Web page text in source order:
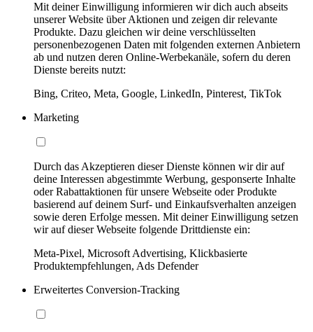
Mit deiner Einwilligung informieren wir dich auch abseits
unserer Website über Aktionen und zeigen dir relevante
Produkte. Dazu gleichen wir deine verschlüsselten
personenbezogenen Daten mit folgenden externen Anbietern
ab und nutzen deren Online-Werbekanäle, sofern du deren
Dienste bereits nutzt:
Bing, Criteo, Meta, Google, LinkedIn, Pinterest, TikTok
Marketing
Durch das Akzeptieren dieser Dienste können wir dir auf
deine Interessen abgestimmte Werbung, gesponserte Inhalte
oder Rabattaktionen für unsere Webseite oder Produkte
basierend auf deinem Surf- und Einkaufsverhalten anzeigen
sowie deren Erfolge messen. Mit deiner Einwilligung setzen
wir auf dieser Webseite folgende Drittdienste ein:
Meta-Pixel, Microsoft Advertising, Klickbasierte
Produktempfehlungen, Ads Defender
Erweitertes Conversion-Tracking